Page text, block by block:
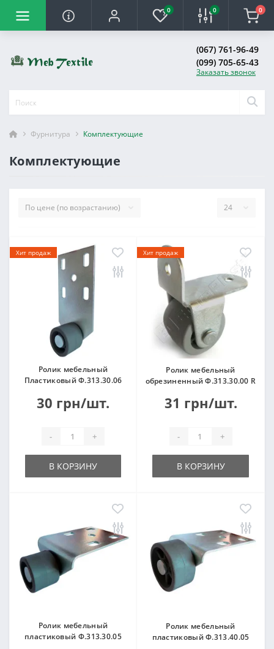
0 0 0
(067) 761-96-49
(099) 705-65-43
Заказать звонок
Фурнитура Комплектующие
Комплектующие
Хит продаж
Ролик мебельный
Пластиковый Ф.313.30.06
30 грн/шт.
- +
В КОРЗИНУ
Хит продаж
Ролик мебельный
обрезиненный Ф.313.30.00 R
31 грн/шт.
- +
В КОРЗИНУ
Ролик мебельный
пластиковый Ф.313.30.05
Ролик мебельный
пластиковый Ф.313.40.05